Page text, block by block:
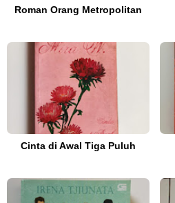
Roman Orang Metropolitan
Cinta di Awal Tiga Puluh